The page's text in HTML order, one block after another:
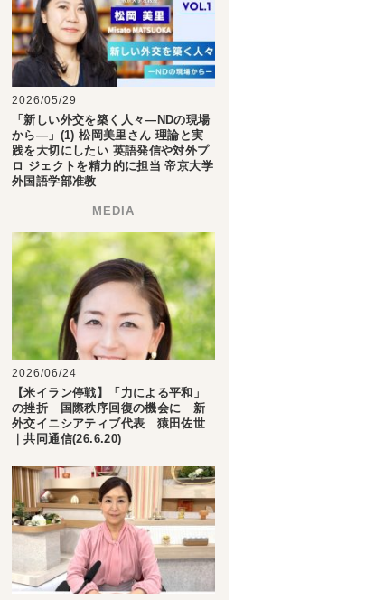
2026/05/29
「新しい外交を築く人々―NDの現場
から―」(1) 松岡美里さん 理論と実
践を大切にしたい 英語発信や対外プ
ロ ジェクトを精力的に担当 帝京大学
外国語学部准教
2026/06/24
【米イラン停戦】「力による平和」
の挫折 国際秩序回復の機会に 新
外交イニシアティブ代表 猿田佐世
｜共同通信(26.6.20)